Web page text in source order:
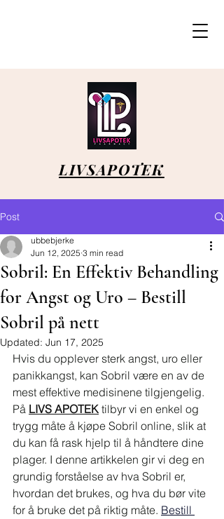
LIVSAPOTEK
Post
Sobril: En Effektiv Behandling
for Angst og Uro – Bestill
Sobril på nett
ubbebjerke
Jun 12, 2025 3 min read
Updated: Jun 17, 2025
Hvis du opplever sterk angst, uro eller
panikkangst, kan Sobril være en av de
mest effektive medisinene tilgjengelig.
På LIVS APOTEK tilbyr vi en enkel og
trygg måte å kjøpe Sobril online, slik at
du kan få rask hjelp til å håndtere dine
plager. I denne artikkelen gir vi deg en
grundig forståelse av hva Sobril er,
hvordan det brukes, og hva du bør vite
for å bruke det på riktig måte. Bestill